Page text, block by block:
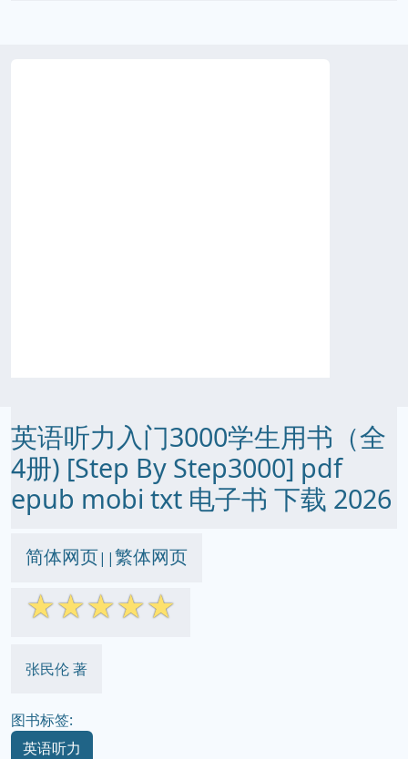
英语听力入门3000学生用书（全
4册) [Step By Step3000] pdf
epub mobi txt 电子书 下载 2026
简体网页||繁体网页
☆☆☆☆☆
张民伦 著
图书标签:
英语听力